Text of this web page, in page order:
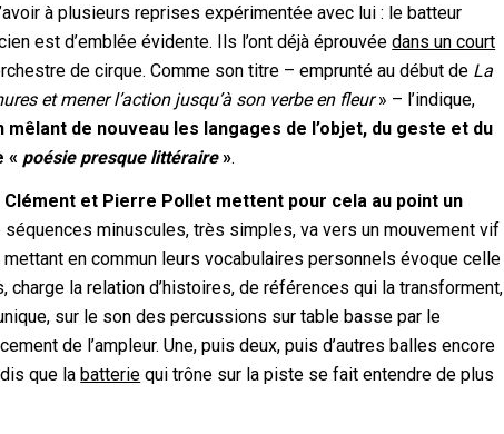
à plusieurs reprises expérimentée avec lui : le batteur
est d’emblée évidente. Ils l’ont déjà éprouvéedans un court
de cirque. Comme son titre – emprunté au début de La
et mener l’action jusqu’à son verbe en fleur» – l’indique,
mêlant de nouveau les langages de l’objet, du geste et du
« poésie presque littéraire».
Clément et Pierre Pollet mettent pour cela au point un
séquences minuscules, très simples, va vers un mouvement vif
en commun leurs vocabulaires personnels évoque celle
la relation d’histoires, de références qui la transforment,
sur le son des percussions sur table basse par le
de l’ampleur. Une, puis deux, puis d’autres balles encore
que la batterie qui trône sur la piste se fait entendre de plus